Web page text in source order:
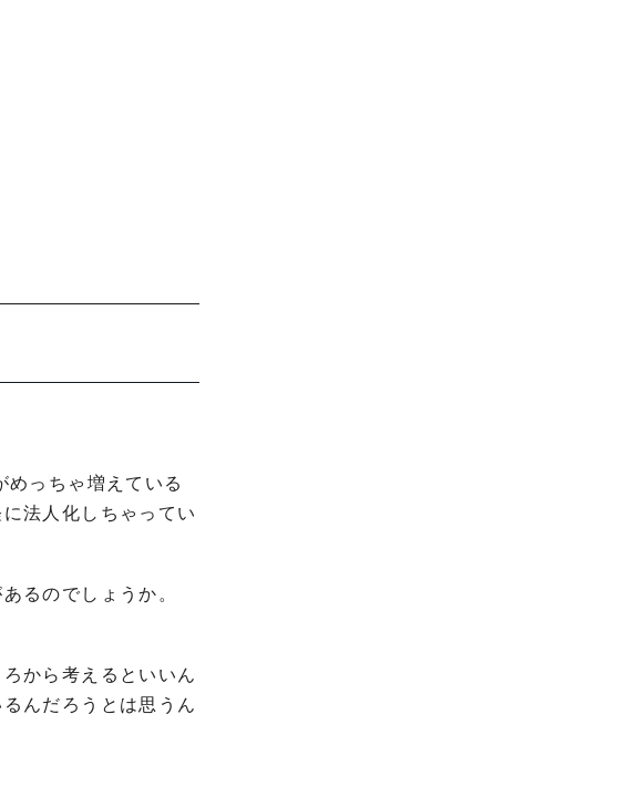
っちゃ増えている
法人化しちゃってい
るのでしょうか。
から考えるといいん
んだろうとは思うん